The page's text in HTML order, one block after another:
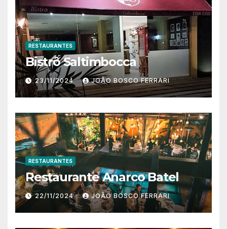
RESTAURANTES
Bistrô Saltimbocca
23/11/2024 JOÃO BOSCO FERRARI
RESTAURANTES
Restaurante Anarco Batel
22/11/2024 JOÃO BOSCO FERRARI